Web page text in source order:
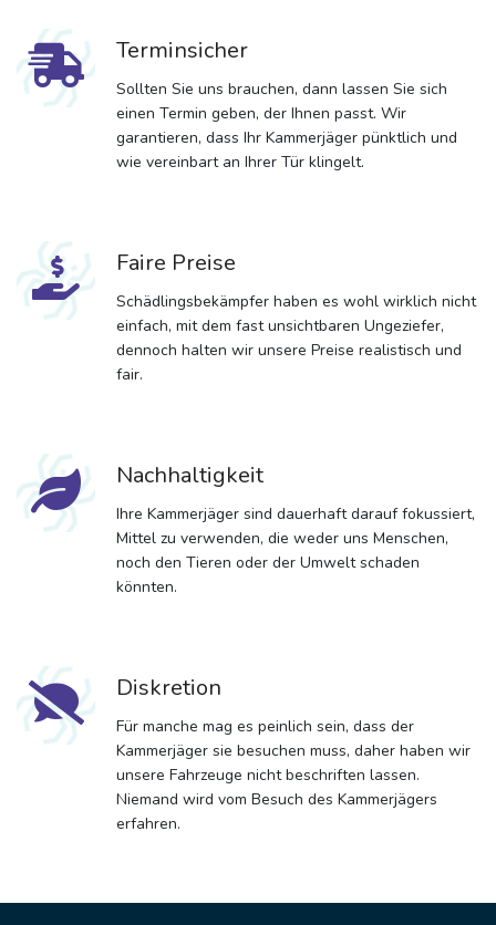
Terminsicher
Sollten Sie uns brauchen, dann lassen Sie sich
einen Termin geben, der Ihnen passt. Wir
garantieren, dass Ihr Kammerjäger pünktlich und
wie vereinbart an Ihrer Tür klingelt.
Faire Preise
Schädlingsbekämpfer haben es wohl wirklich nicht
einfach, mit dem fast unsichtbaren Ungeziefer,
dennoch halten wir unsere Preise realistisch und
fair.
Nachhaltigkeit
Ihre Kammerjäger sind dauerhaft darauf fokussiert,
Mittel zu verwenden, die weder uns Menschen,
noch den Tieren oder der Umwelt schaden
könnten.
Diskretion
Für manche mag es peinlich sein, dass der
Kammerjäger sie besuchen muss, daher haben wir
unsere Fahrzeuge nicht beschriften lassen.
Niemand wird vom Besuch des Kammerjägers
erfahren.